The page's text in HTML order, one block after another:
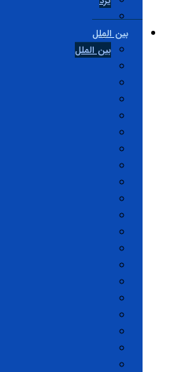
بین الملل
بین الملل